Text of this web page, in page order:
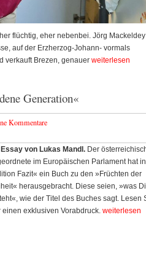
flüchtig, eher nebenbei. Jörg Mackeldey
auf der Erzherzog-Johann- vormals
verkauft Brezen, genauer weiterlesen
Generation«
Kommentare
Essay von Lukas Mandl. Der
im Europäischen Parlament hat
Fazit« ein Buch zu den »Früchten der
herausgebracht. Diese seien, »was
wie der Titel des Buches sagt. Lesen
einen exklusiven Vorabdruck. weiterlesen